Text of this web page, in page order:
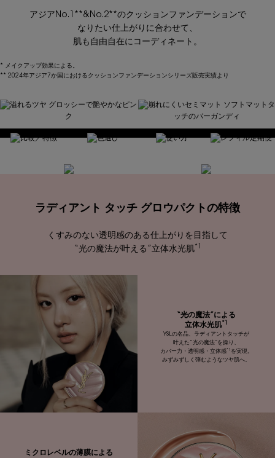
アジアNo.1**&No.2**のクッションファンデーションで
なりたい仕上がりに合わせて、
肌も自由自在にコーディネート。
* メイクアップ効果による。
** 2024年アジア7か国におけるクッションファンデーションシリーズ販売実績より
ラディアント タッチ グロウパクトの特徴
くすみのない透明感のある仕上がりを目指して
“光の魔法が叶える”立体水光肌*1
“光の魔法”による
立体水光肌*1
YSLの名品、ラディアントタッチが
叶えた“光の魔法”を操り、
カバー力・透明感・立体感*1 を実現。
みずみずしく弾むようなツヤ肌へ。
ミクロレベルの薄膜による